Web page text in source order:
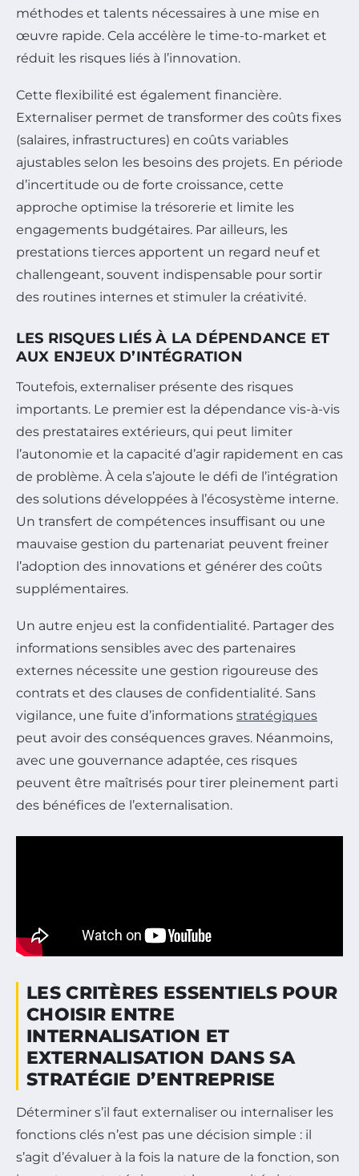
méthodes et talents nécessaires à une mise en
œuvre rapide. Cela accélère le time-to-market et
réduit les risques liés à l’innovation.
Cette flexibilité est également financière.
Externaliser permet de transformer des coûts fixes
(salaires, infrastructures) en coûts variables
ajustables selon les besoins des projets. En période
d’incertitude ou de forte croissance, cette
approche optimise la trésorerie et limite les
engagements budgétaires. Par ailleurs, les
prestations tierces apportent un regard neuf et
challengeant, souvent indispensable pour sortir
des routines internes et stimuler la créativité.
LES RISQUES LIÉS À LA DÉPENDANCE ET
AUX ENJEUX D’INTÉGRATION
Toutefois, externaliser présente des risques
importants. Le premier est la dépendance vis-à-vis
des prestataires extérieurs, qui peut limiter
l’autonomie et la capacité d’agir rapidement en cas
de problème. À cela s’ajoute le défi de l’intégration
des solutions développées à l’écosystème interne.
Un transfert de compétences insuffisant ou une
mauvaise gestion du partenariat peuvent freiner
l’adoption des innovations et générer des coûts
supplémentaires.
Un autre enjeu est la confidentialité. Partager des
informations sensibles avec des partenaires
externes nécessite une gestion rigoureuse des
contrats et des clauses de confidentialité. Sans
vigilance, une fuite d’informations stratégiques
peut avoir des conséquences graves. Néanmoins,
avec une gouvernance adaptée, ces risques
peuvent être maîtrisés pour tirer pleinement parti
des bénéfices de l’externalisation.
LES CRITÈRES ESSENTIELS POUR
CHOISIR ENTRE
INTERNALISATION ET
EXTERNALISATION DANS SA
STRATÉGIE D’ENTREPRISE
Déterminer s’il faut externaliser ou internaliser les
fonctions clés n’est pas une décision simple : il
s’agit d’évaluer à la fois la nature de la fonction, son